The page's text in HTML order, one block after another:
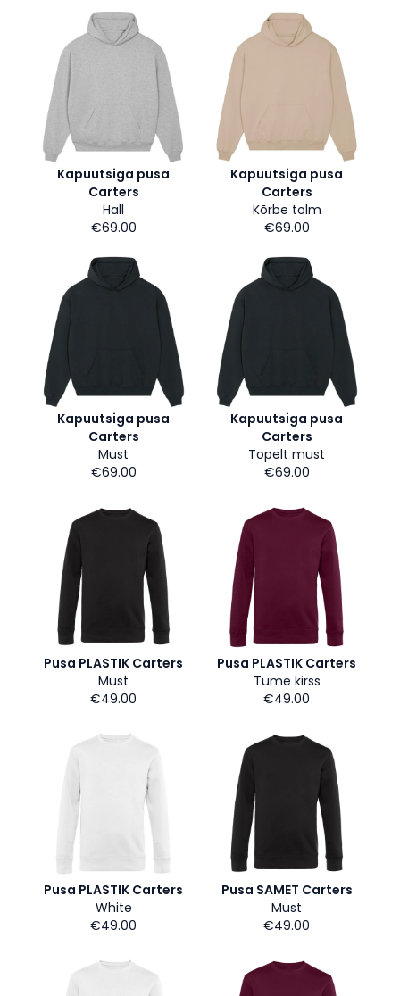
Kapuutsiga pusa
Carters
Hall
€69.00
Kapuutsiga pusa
Carters
Kõrbe tolm
€69.00
Kapuutsiga pusa
Carters
Must
€69.00
Kapuutsiga pusa
Carters
Topelt must
€69.00
Pusa PLASTIK Carters
Must
€49.00
Pusa PLASTIK Carters
Tume kirss
€49.00
Pusa PLASTIK Carters
White
€49.00
Pusa SAMET Carters
Must
€49.00